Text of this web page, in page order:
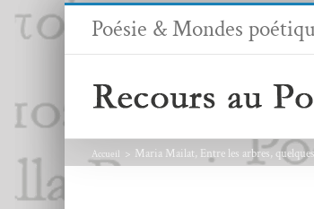
Passer
Poésie & Mondes
Accueil Maria Mailat, Entre les arbres,